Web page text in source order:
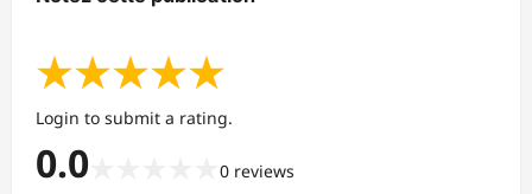
★★★★★
Login to submit a rating.
0.0 0 reviews